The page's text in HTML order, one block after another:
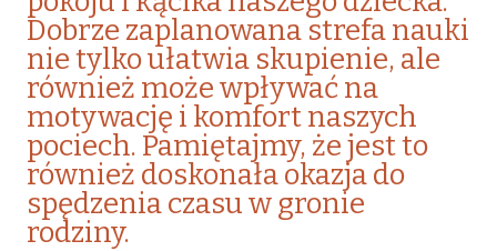
Dobrze zaplanowana strefa nauki
nie tylko ułatwia skupienie, ale
również może wpływać na
motywację i komfort naszych
pociech. Pamiętajmy, że jest to
również doskonała okazja do
spędzenia czasu w gronie
rodziny.